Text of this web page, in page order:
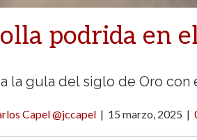
podrida en
la gula del siglo de Oro
Capel @jccapel | 15 marzo, 2025 |